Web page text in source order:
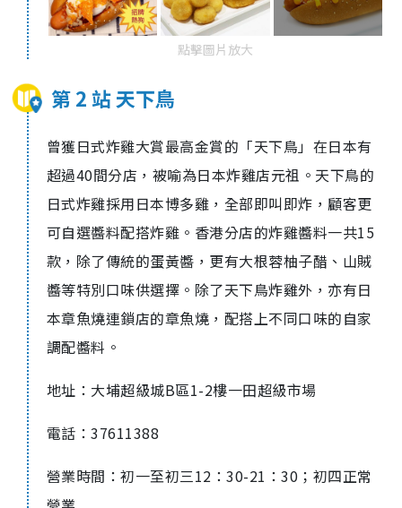
點擊圖片放大
第 2 站 天下鳥
曾獲日式炸雞大賞最高金賞的「天下鳥」在日本有
超過40間分店，被喻為日本炸雞店元祖。 天下鳥的
日式炸雞採用日本博多雞，全部即叫即炸，顧客更
可自選醬料配搭炸雞。香港分店的炸雞醬料一共15
款，除了傳統的蛋黃醬，更有大根蓉柚子醋、山賊
醬等特別口味供選擇。 除了天下鳥炸雞外，亦有日
本章魚燒連鎖店的章魚燒，配搭上不同口味的自家
調配醬料。
地址：大埔超級城B區1-2樓一田超級市場
電話：37611388
營業時間：初一至初三12：30-21：30；初四正常